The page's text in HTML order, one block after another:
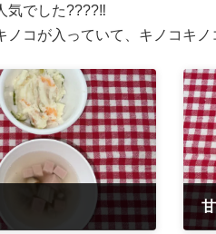
気でした????‼️
ノコが入っていて、キノコキ